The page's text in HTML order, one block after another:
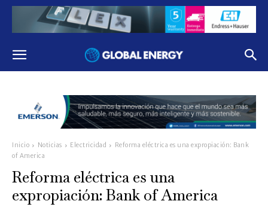
Inicio Noticias Electricidad
Reforma eléctrica es una expropiación: Bank
of America
Reforma eléctrica es una
expropiación: Bank of America